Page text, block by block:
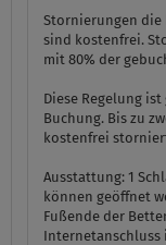
Stornierungen die
sind kostenfrei.
mit 80% der
Diese Regelung
Buchung. Bis zu
kostenfrei
Ausstattung: 1
können geöffnet
Fußende der
Internetanschluss